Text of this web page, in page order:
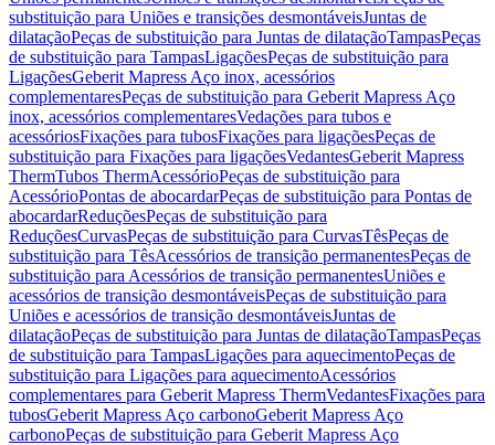
substituição para Uniões e transições desmontáveisJuntas de
dilataçãoPeças de substituição para Juntas de dilataçãoTampasPeças
de substituição para TampasLigaçõesPeças de substituição para
LigaçõesGeberit Mapress Aço inox, acessórios
complementaresPeças de substituição para Geberit Mapress Aço
inox, acessórios complementaresVedações para tubos e
acessóriosFixações para tubosFixações para ligaçõesPeças de
substituição para Fixações para ligaçõesVedantesGeberit Mapress
ThermTubos ThermAcessórioPeças de substituição para
AcessórioPontas de abocardarPeças de substituição para Pontas de
abocardarReduçõesPeças de substituição para
ReduçõesCurvasPeças de substituição para CurvasTêsPeças de
substituição para TêsAcessórios de transição permanentesPeças de
substituição para Acessórios de transição permanentesUniões e
acessórios de transição desmontáveisPeças de substituição para
Uniões e acessórios de transição desmontáveisJuntas de
dilataçãoPeças de substituição para Juntas de dilataçãoTampasPeças
de substituição para TampasLigações para aquecimentoPeças de
substituição para Ligações para aquecimentoAcessórios
complementares para Geberit Mapress ThermVedantesFixações para
tubosGeberit Mapress Aço carbonoGeberit Mapress Aço
carbonoPeças de substituição para Geberit Mapress Aço